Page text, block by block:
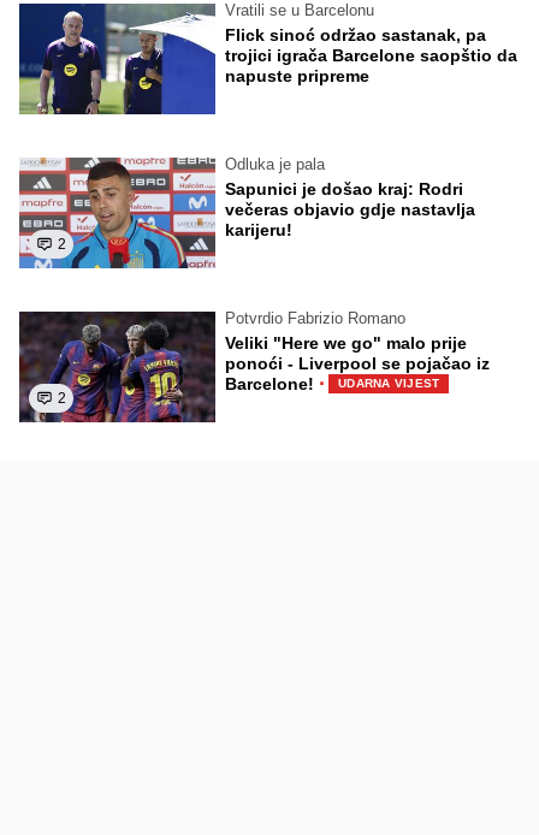
Vratili se u Barcelonu
Flick sinoć održao sastanak, pa
trojici igrača Barcelone saopštio da
napuste pripreme
2
Odluka je pala
Sapunici je došao kraj: Rodri
večeras objavio gdje nastavlja
karijeru!
2
Potvrdio Fabrizio Romano
Veliki "Here we go" malo prije
ponoći - Liverpool se pojačao iz
Barcelone! · UDARNA VIJEST